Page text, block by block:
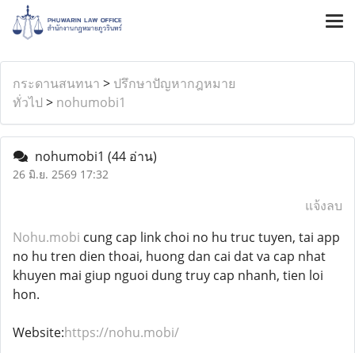
กระดานสนทนา > ปรึกษาปัญหากฎหมาย
ทั่วไป > nohumobi1
nohumobi1 (44 อ่าน)
26 มิ.ย. 2569 17:32
แจ้งลบ
Nohu.mobi cung cap link choi no hu truc tuyen, tai app
no hu tren dien thoai, huong dan cai dat va cap nhat
khuyen mai giup nguoi dung truy cap nhanh, tien loi
hon.
Website:https://nohu.mobi/